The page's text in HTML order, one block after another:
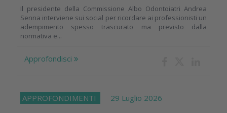
Il presidente della Commissione Albo Odontoiatri Andrea
Senna interviene sui social per ricordare ai professionisti un
adempimento spesso trascurato ma previsto dalla
normativa e...
Approfondisci
APPROFONDIMENTI 29 Luglio 2026